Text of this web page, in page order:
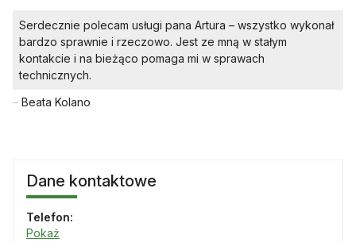
Serdecznie polecam usługi pana Artura – wszystko wykonał
bardzo sprawnie i rzeczowo. Jest ze mną w stałym
kontakcie i na bieżąco pomaga mi w sprawach
technicznych.
– Beata Kolano
Dane kontaktowe
Telefon:
Pokaż